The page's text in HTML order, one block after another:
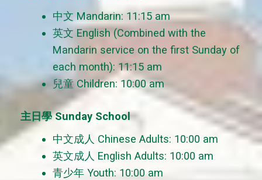
中文 Mandarin: 11:15 am
英文 English (Combined with the
Mandarin service on the first Sunday of
each month): 11:15 am
兒童 Children: 10:00 am
主日學 Sunday School
中文成人 Chinese Adults: 10:00 am
英文成人 English Adults: 10:00 am
青少年 Youth: 10:00 am